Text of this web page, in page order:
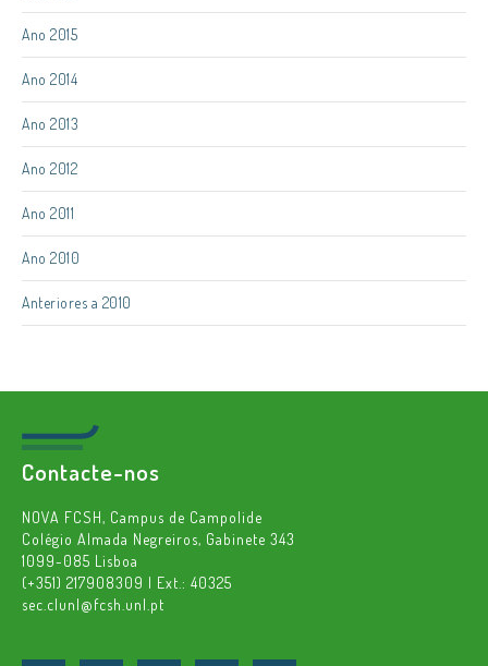
Ano 2015
Ano 2014
Ano 2013
Ano 2012
Ano 2011
Ano 2010
Anteriores a 2010
Contacte-nos
NOVA FCSH, Campus de Campolide
Colégio Almada Negreiros, Gabinete 343
1099-085 Lisboa
(+351) 217908309 | Ext.: 40325
sec.clunl@fcsh.unl.pt